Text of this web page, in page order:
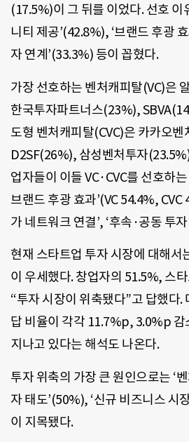
(17.5%)이 그 뒤를 이었다. 선호 이
니티 제공’(42.8%), ‘브랜드 후광
자 연계’(33.3%) 등이 꼽혔다.
가장 선호하는 벤처캐피탈(VC)은
한국투자파트너스(23%),
도형 벤처캐피탈(CVC)은 카카오
D2SF(26%), 삼성벤처투자
업자들이 이들 VC·CVC를 선호하
브랜드 후광 효과’(VC 54.4%,
가 네트워크 연결’, ‘후속·공동 투
현재 스타트업 투자 시장에 대해서
이 우세했다. 창업자의 51.5%, 스
“투자 시장이 위축됐다”고 답했다.
답 비율이 각각 11.7%p, 3.0%p 감
지나고 있다는 해석도 나온다.
투자 위축의 가장 큰 원인으로는 ‘
자 태도’(50%), ‘신규 비즈니스 시
이 지목됐다.